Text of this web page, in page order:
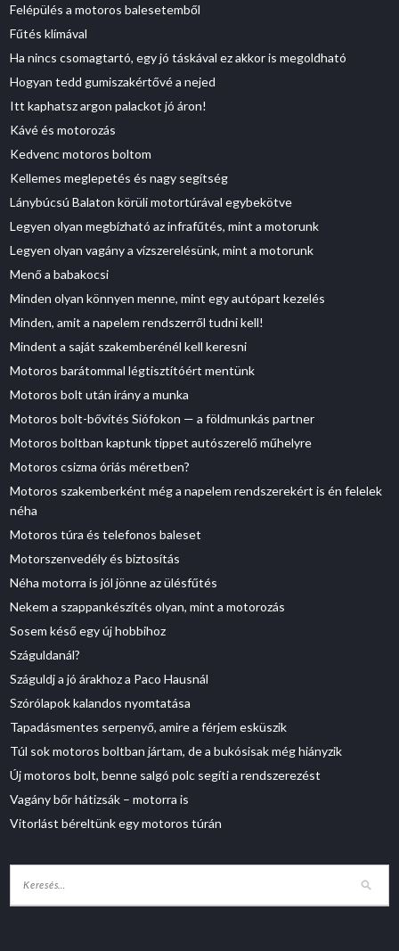
Felépülés a motoros balesetemből
Fűtés klímával
Ha nincs csomagtartó, egy jó táskával ez akkor is megoldható
Hogyan tedd gumiszakértővé a nejed
Itt kaphatsz argon palackot jó áron!
Kávé és motorozás
Kedvenc motoros boltom
Kellemes meglepetés és nagy segítség
Lánybúcsú Balaton körüli motortúrával egybekötve
Legyen olyan megbízható az infrafűtés, mint a motorunk
Legyen olyan vagány a vízszerelésünk, mint a motorunk
Menő a babakocsi
Minden olyan könnyen menne, mint egy autópart kezelés
Minden, amit a napelem rendszerről tudni kell!
Mindent a saját szakemberénél kell keresni
Motoros barátommal légtisztítóért mentünk
Motoros bolt után irány a munka
Motoros bolt-bővítés Siófokon — a földmunkás partner
Motoros boltban kaptunk tippet autószerelő műhelyre
Motoros csizma óriás méretben?
Motoros szakemberként még a napelem rendszerekért is én felelek
néha
Motoros túra és telefonos baleset
Motorszenvedély és biztosítás
Néha motorra is jól jönne az ülésfűtés
Nekem a szappankészítés olyan, mint a motorozás
Sosem késő egy új hobbihoz
Száguldanál?
Száguldj a jó árakhoz a Paco Hausnál
Szórólapok kalandos nyomtatása
Tapadásmentes serpenyő, amire a férjem esküszik
Túl sok motoros boltban jártam, de a bukósisak még hiányzik
Új motoros bolt, benne salgó polc segíti a rendszerezést
Vagány bőr hátizsák – motorra is
Vitorlást béreltünk egy motoros túrán